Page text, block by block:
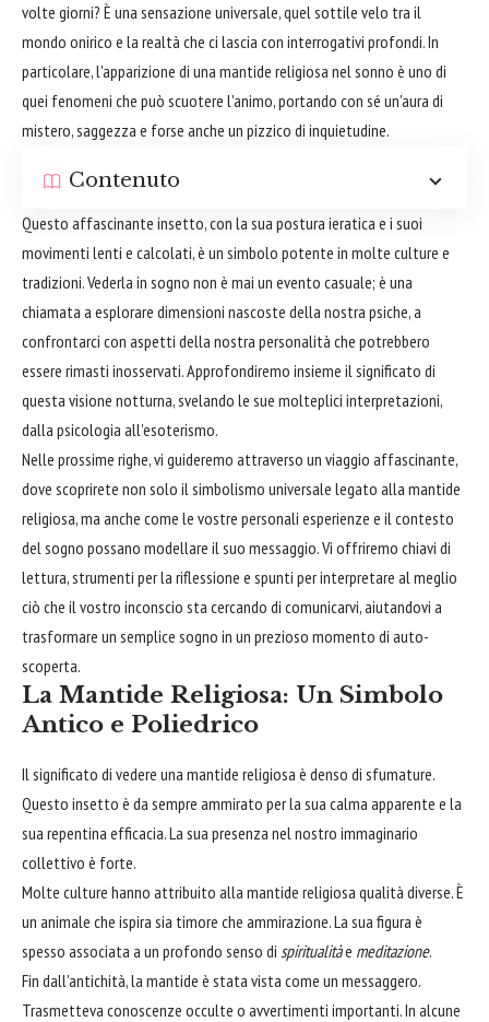
volte giorni? È una sensazione universale, quel sottile velo tra il
mondo onirico e la realtà che ci lascia con interrogativi profondi. In
particolare, l'apparizione di una mantide religiosa nel sonno è uno di
quei fenomeni che può scuotere l'animo, portando con sé un'aura di
mistero, saggezza e forse anche un pizzico di inquietudine.
Contenuto
Questo affascinante insetto, con la sua postura ieratica e i suoi
movimenti lenti e calcolati, è un simbolo potente in molte culture e
tradizioni. Vederla in sogno non è mai un evento casuale; è una
chiamata a esplorare dimensioni nascoste della nostra psiche, a
confrontarci con aspetti della nostra personalità che potrebbero
essere rimasti inosservati. Approfondiremo insieme il significato di
questa visione notturna, svelando le sue molteplici interpretazioni,
dalla psicologia all'esoterismo.
Nelle prossime righe, vi guideremo attraverso un viaggio affascinante,
dove scoprirete non solo il simbolismo universale legato alla mantide
religiosa, ma anche come le vostre personali esperienze e il contesto
del sogno possano modellare il suo messaggio. Vi offriremo chiavi di
lettura, strumenti per la riflessione e spunti per interpretare al meglio
ciò che il vostro inconscio sta cercando di comunicarvi, aiutandovi a
trasformare un semplice sogno in un prezioso momento di auto-
scoperta.
La Mantide Religiosa: Un Simbolo
Antico e Poliedrico
Il significato di vedere una mantide religiosa è denso di sfumature.
Questo insetto è da sempre ammirato per la sua calma apparente e la
sua repentina efficacia. La sua presenza nel nostro immaginario
collettivo è forte.
Molte culture hanno attribuito alla mantide religiosa qualità diverse. È
un animale che ispira sia timore che ammirazione. La sua figura è
spesso associata a un profondo senso di spiritualitàe meditazione.
Fin dall'antichità, la mantide è stata vista come un messaggero.
Trasmetteva conoscenze occulte o avvertimenti importanti. In alcune